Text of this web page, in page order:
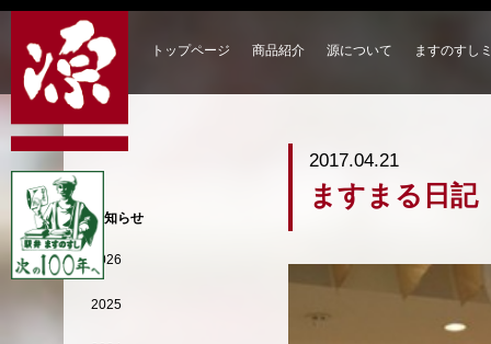
トップページ 商品紹介 源について ますのすし
2017.04.21
ますまる日記
お知らせ
2026
2025